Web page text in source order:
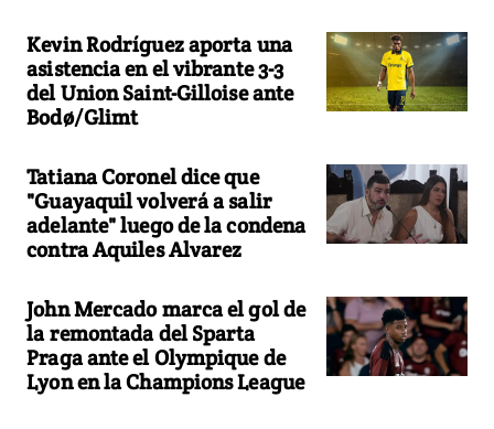
Kevin Rodríguez aporta una
asistencia en el vibrante 3-3
del Union Saint-Gilloise ante
Bodø/Glimt
Tatiana Coronel dice que
"Guayaquil volverá a salir
adelante" luego de la condena
contra Aquiles Alvarez
John Mercado marca el gol de
la remontada del Sparta
Praga ante el Olympique de
Lyon en la Champions League